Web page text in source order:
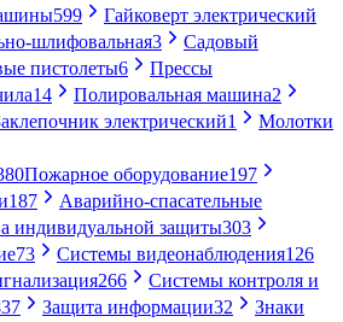
599
Гайковерт электрический
шлифовальная3
Садовый
пистолеты6
Прессы
14 Полировальная машина2
электрический1
Молотки
Пожарное оборудование197
187
Аварийно-спасательные
индивидуальной защиты303
73 Системы видеонаблюдения126
266
Системы контроля и
Защита информации32
Знаки